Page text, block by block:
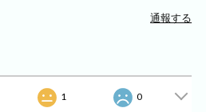
通報する
1 0